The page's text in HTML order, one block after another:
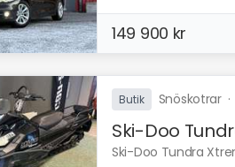
149 900 kr
Butik Snöskotrar
Ski-Doo
Ski-Doo Tundra